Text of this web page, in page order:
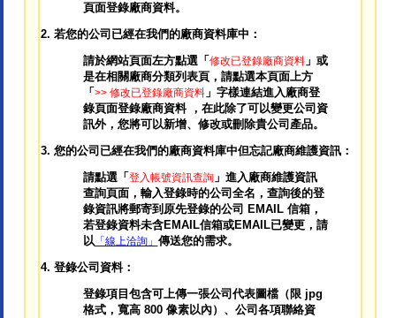
頁面登錄廠商資料。
2. 若您的公司已經在我們的廠商資料庫中：
請於網站頁面左方點選「 修改已登錄廠商資料」或
是在相關廠商分類列表頁，請點選本頁面上方
「 >> 修改已登錄廠商資料」字樣連結進入廠商登
錄頁面登錄廠商資料 ，在此除了可以變更公司資
訊外，您將可以新增、修改或刪除貴公司產品。
3. 您的公司已經在我們的廠商資料庫中但忘記廠商維護資訊：
請點選「 登入帳號資訊查詢」進入廠商維護資訊
查詢頁面，輸入登錄時的公司全名，查詢後的登
錄資訊將郵寄到原先登錄的公司 EMAIL 信箱，
若登錄資料未含EMAIL信箱或EMAIL已變更，請
以「線上洽詢」 傳送您的需求。
4. 登錄公司資料：
登錄項目包含可上傳一張公司代表圖檔（限 jpg
格式，寬高 800 像素以內）、公司各項聯絡資